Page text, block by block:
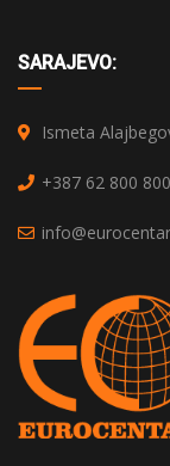
SARAJEVO:
Ismeta
+387 62 800 800